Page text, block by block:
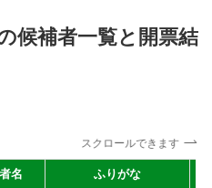
候補者一覧と開票結
スクロールできます
名 ふりがな